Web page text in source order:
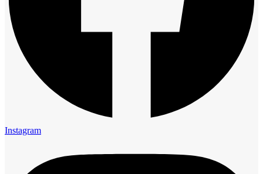
Instagram